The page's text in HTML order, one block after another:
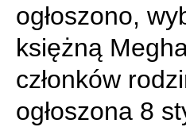
ogłoszono,
księżną
członków
ogłoszona 8